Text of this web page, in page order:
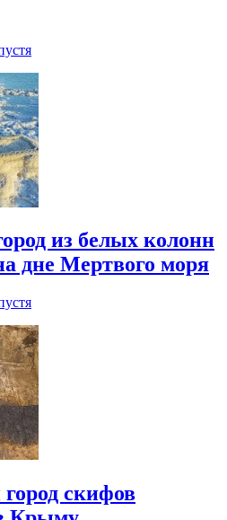
из белых колонн
дне Мертвого моря
скифов